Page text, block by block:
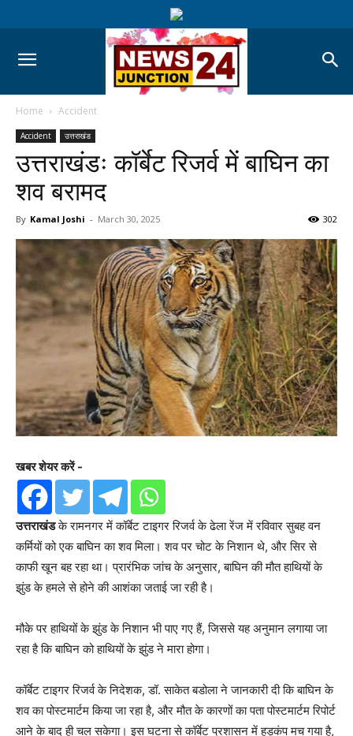
Home Accident
Accident उत्तराखंड
उत्तराखंडः कॉर्बेट रिजर्व में बाघिन का
शव बरामद
By Kamal Joshi - March 30, 2025 302
खबर शेयर करें -
उत्तराखंडके रामनगर में कॉर्बेट टाइगर रिजर्व के ढेला रेंज में रविवार सुबह वन
कर्मियों को एक बाघिन का शव मिला। शव पर चोट के निशान थे, और सिर से
काफी खून बह रहा था। प्रारंभिक जांच के अनुसार, बाघिन की मौत हाथियों के
झुंड के हमले से होने की आशंका जताई जा रही है।
मौके पर हाथियों के झुंड के निशान भी पाए गए हैं, जिससे यह अनुमान लगाया जा
रहा है कि बाघिन को हाथियों के झुंड ने मारा होगा।
कॉर्बेट टाइगर रिजर्व के निदेशक, डॉ. साकेत बडोला ने जानकारी दी कि बाघिन के
शव का पोस्टमार्टम किया जा रहा है, और मौत के कारणों का पता पोस्टमार्टम रिपोर्ट
आने के बाद ही चल सकेगा। इस घटना से कॉर्बेट प्रशासन में हड़कंप मच गया है,